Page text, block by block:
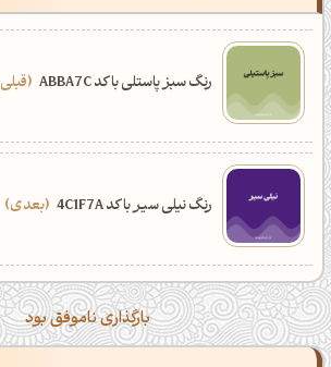
رنگ سبز پاستلی با کد ABBA7C قبلی
رنگ نیلی سیر با کد 4C1F7A بعدی
بارگذاری ناموفق بود